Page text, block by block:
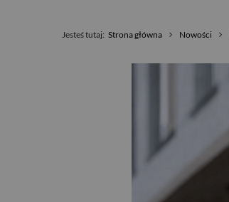
Jesteś tutaj: Strona główna Nowości